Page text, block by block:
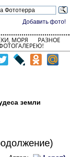
Добавить фото!
МОРЯ РАЗНОЕ
земли